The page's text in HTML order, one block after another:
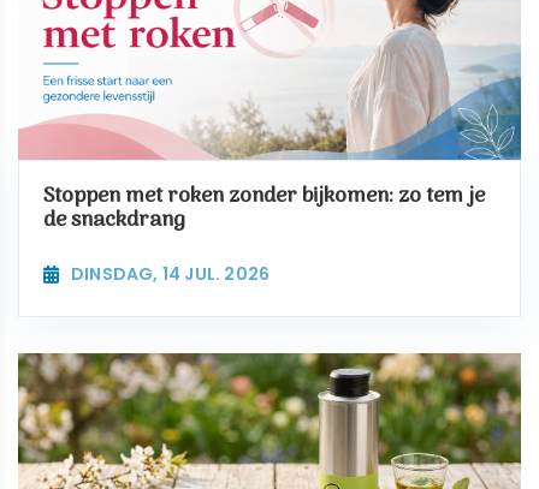
Stoppen met roken zonder bijkomen: zo tem je
de snackdrang
DINSDAG, 14 JUL. 2026